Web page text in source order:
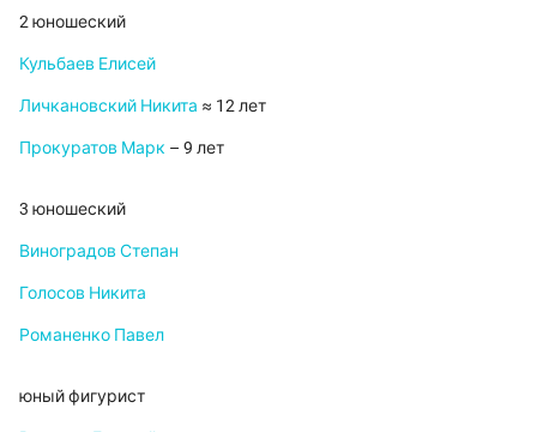
2 юношеский
Кульбаев Елисей
Личкановский Никита ≈ 12 лет
Прокуратов Марк – 9 лет
3 юношеский
Виноградов Степан
Голосов Никита
Романенко Павел
юный фигурист